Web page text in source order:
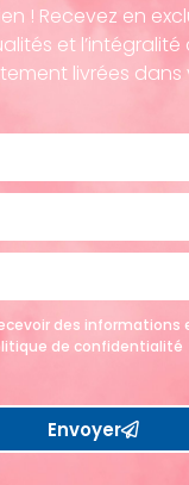
! Recevez en
et l’intégralité
livrées
des informations
de confidentialité
Envoyer